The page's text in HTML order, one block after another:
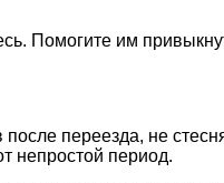
Помогите им
после переезда, не
непростой период.